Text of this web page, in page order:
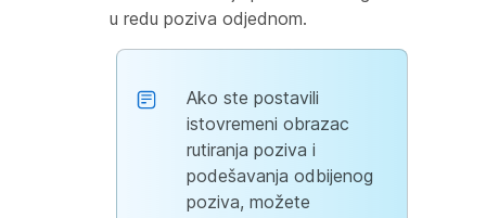
u redu poziva odjednom.
Ako ste postavili
istovremeni obrazac
rutiranja poziva i
podešavanja odbijenog
poziva, možete